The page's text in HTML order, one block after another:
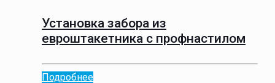
Установка забора из
евроштакетника с профнастилом
Подробнее